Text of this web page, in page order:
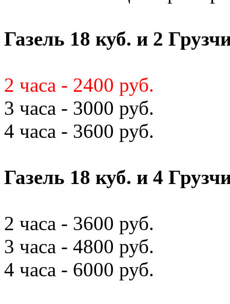
Газель 18 куб. и 2
2 часа - 2400 руб.
3 часа - 3000 руб.
4 часа - 3600 руб.
Газель 18 куб. и 4
2 часа - 3600 руб.
3 часа - 4800 руб.
4 часа - 6000 руб.